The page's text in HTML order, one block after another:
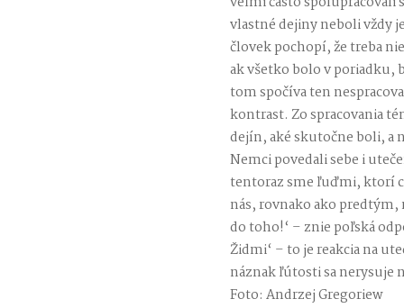
vlastné dejiny neboli vždy
človek pochopí, že treba
ak všetko bolo v poriadku,
tom spočíva ten
kontrast. Zo spracovania
dejín, aké skutočne boli, a
Nemci povedali sebe i
tentoraz sme ľuďmi, ktorí
nás, rovnako ako
do toho!‘ – znie poľská
Židmi‘ – to je reakcia na
náznak ľútosti sa nerysuje
Foto: Andrzej Gregoriew